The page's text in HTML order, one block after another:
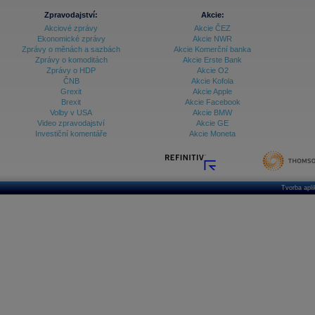
Databanka - Indexy
Databanka - Měnové kurzy
Databanka - Trh práce
Databanka - Úrokové sazby
Databanka - Veřejné rozpočty
Databanka - Zahraniční obchod a platební
Denní finanční zpravodaj
Denní kalendář událostí
Zpravodajství:
Akciové zprávy
Ekonomické zprávy
Zprávy o měnách a sazbách
Zprávy o komoditách
Zprávy o HDP
ČNB
Grexit
Brexit
Volby v USA
Video zpravodajství
Investiční komentáře
Akcie:
Akcie ČEZ
Akcie NWR
Akcie Komerční banka
Akcie Erste Bank
Akcie O2
Akcie Kofola
Akcie Apple
Akcie Facebook
Akcie BMW
Akcie GE
Akcie Moneta
Tvorba